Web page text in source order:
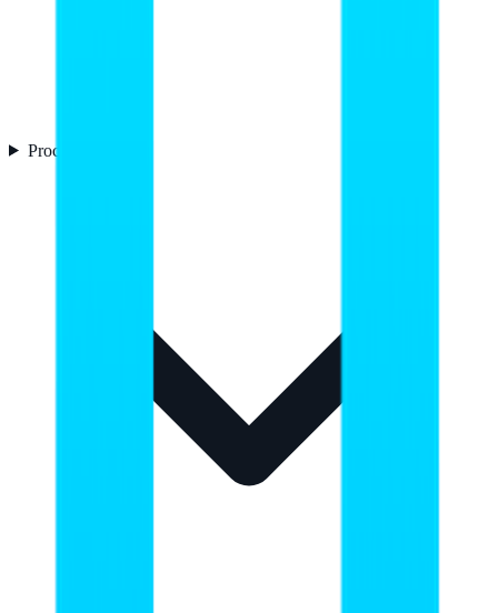
Procesador